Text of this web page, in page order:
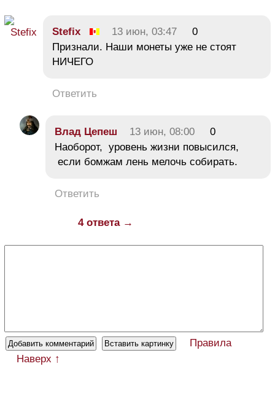
Stefix 13 июн, 03:47
0
Признали. Наши монеты уже не стоят
НИЧЕГО
Ответить
Влaд Цeпeш 13 июн, 08:00
0
Наоборот, уровень жизни повысился,
если бомжам лень мелочь собирать.
Ответить
4 ответа →
Правила
Наверх ↑